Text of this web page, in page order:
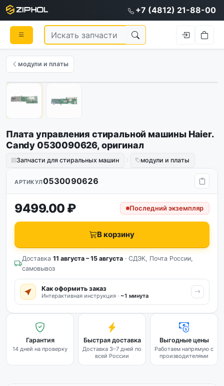
+7 (4812) 21-88-00
модули и платы
Оригинал
Плата управления стиральной машины Haier.
Candy 0530090626, оригинал
Запчасти для стиральных машин модули и платы
АРТИКУЛ0530090626
9499.00 ₽ Последний экземпляр
В корзину
Доставка 11 августа – 15 августа · СДЭК, Почта России,
самовывоз
Как оформить заказ
Интерактивная инструкция · ~1 минута
Гарантия
14 дней на проверку
Быстрая доставка
Доставка 3–7 дней по
всей России
Выгодные цены
Работаем напрямую с
производителями